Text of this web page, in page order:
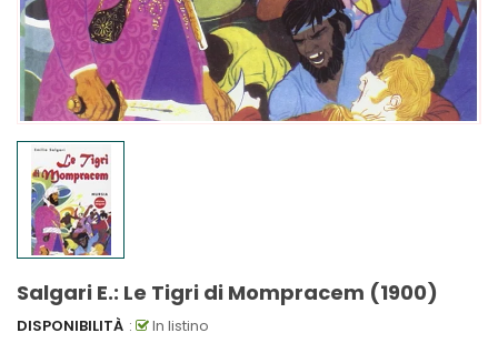
Salgari E.: Le Tigri di Mompracem (1900)
DISPONIBILITÀ :
In listino